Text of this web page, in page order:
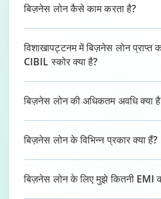
बिज़नेस लोन कैसे काम करता है?
विशाखापट्टनम में बिज़नेस लोन प्राप्त
CIBIL स्कोर क्या है?
बिज़नेस लोन की अधिकतम अवधि क्या
बिज़नेस लोन के विभिन्न प्रकार क्या हैं?
बिज़नेस लोन के लिए मुझे कितनी EMI